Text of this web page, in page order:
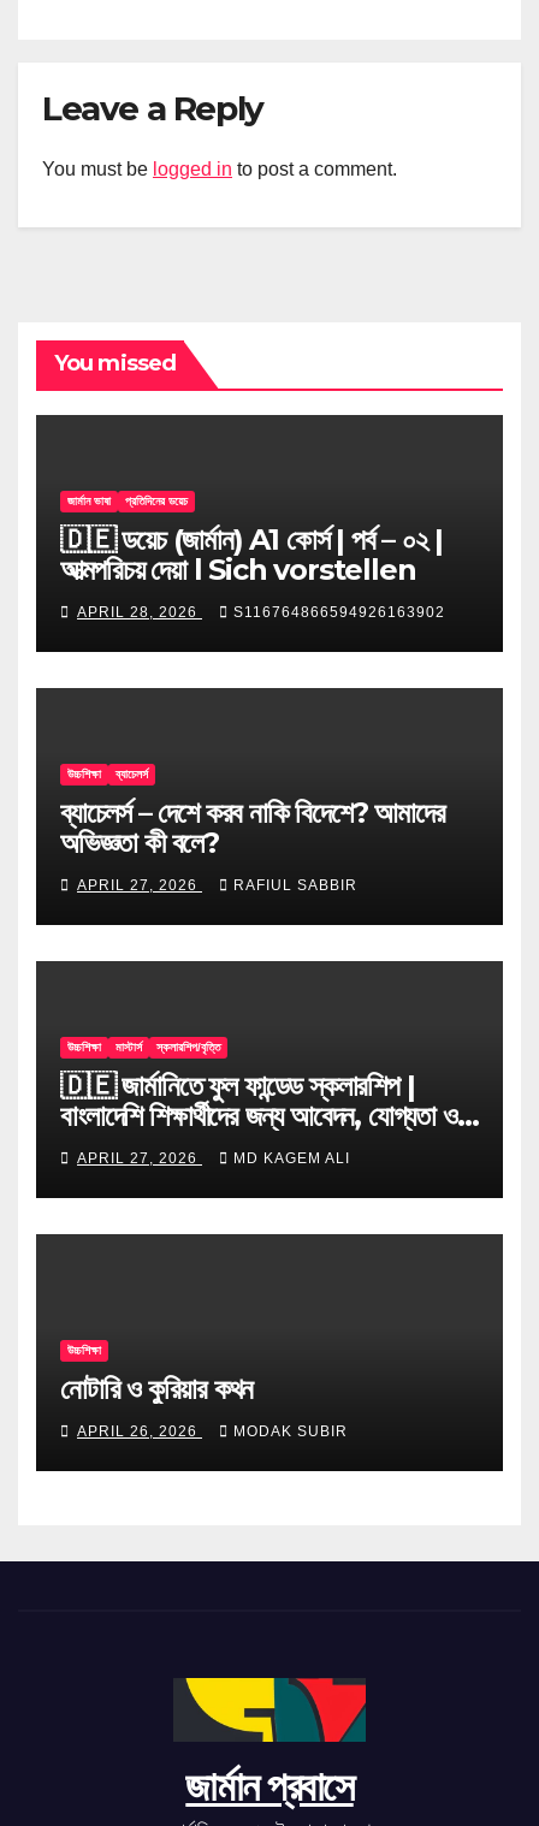
Leave a Reply
You must be logged in to post a comment.
You missed
জার্মান ভাষা প্রতিদিনের ডয়েচ
🇩🇪 ডয়েচ (জার্মান) A1 কোর্স | পর্ব – ০২ |
আত্মপরিচয় দেয়া l Sich vorstellen
APRIL 28, 2026 S116764866594926163902
উচ্চশিক্ষা ব্যাচেলর্স
ব্যাচেলর্স – দেশে করব নাকি বিদেশে? আমাদের
অভিজ্ঞতা কী বলে?
APRIL 27, 2026 RAFIUL SABBIR
উচ্চশিক্ষা মাস্টার্স স্কলারশিপ/বৃত্তি
🇩🇪 জার্মানিতে ফুল ফান্ডেড স্কলারশিপ |
বাংলাদেশি শিক্ষার্থীদের জন্য আবেদন, যোগ্যতা ও
টিপস
APRIL 27, 2026 MD KAGEM ALI
উচ্চশিক্ষা
নোটারি ও কুরিয়ার কথন
APRIL 26, 2026 MODAK SUBIR
জার্মান প্রবাসে